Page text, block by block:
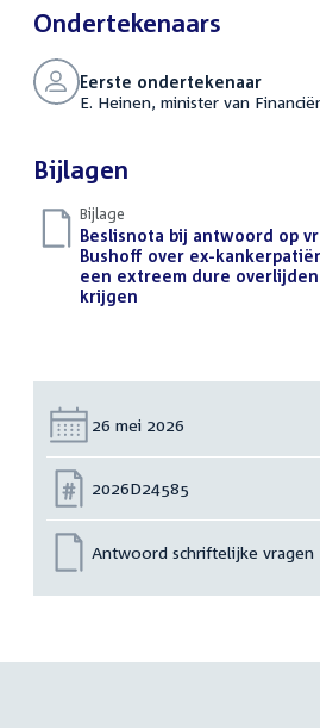
Ondertekenaars
Eerste ondertekenaar
E. Heinen, minister van
Bijlagen
Bijlage
Download
bestand:
Beslisnota bij antwoord op
Bushoff over ex-
een extreem dure
krijgen
Datum:
26 mei 2026
Nummer:
2026D24585
Antwoord schriftelijke vragen